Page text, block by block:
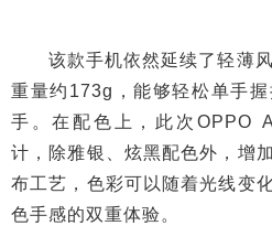
该款手机依然延续了轻薄风
重量约173g，能够轻松单手
手。在配色上，此次OPPO
计，除雅银、炫黑配色外，增
布工艺，色彩可以随着光线变
色手感的双重体验。